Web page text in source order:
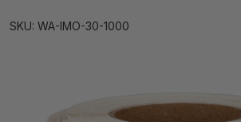
SKU: WA-IMO-30-1000